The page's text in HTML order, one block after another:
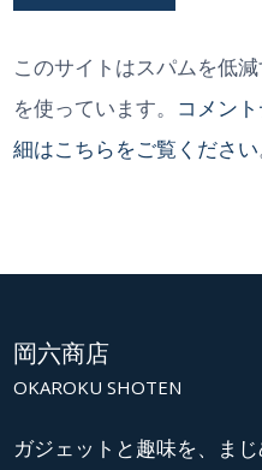
このサイトはスパムを低
を使っています。 コメン
細はこちらをご覧ください
岡六商店
OKAROKU SHOTEN
ガジェットと趣味を、まじ